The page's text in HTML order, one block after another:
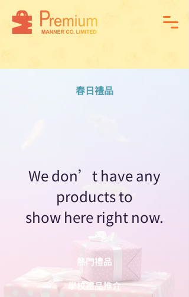
​春日禮品
We don’t have any
products to
show here right now.
熱門禮品
學校禮品推介